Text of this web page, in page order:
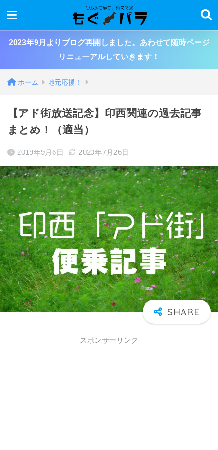
2023年9月よりブログ再開しました。あわせて随時ページ
リニューアルしていきます！
ホーム 地元応援！
【アド街放送記念】印西関連の過去記事
まとめ！（適当）
2019年9月6日 2020年7月26日
スポンサーリンク